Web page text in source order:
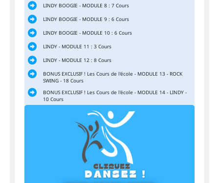
LINDY BOOGIE - MODULE 8 : 7 Cours
LINDY BOOGIE - MODULE 9 : 6 Cours
LINDY BOOGIE - MODULE 10 : 6 Cours
LINDY - MODULE 11 : 3 Cours
LINDY - MODULE 12 : 8 Cours
BONUS EXCLUSIF ! Les Cours de l'école - MODULE 13 - ROCK
SWING - 18 Cours
BONUS EXCLUSIF ! Les Cours de l'école - MODULE 14 - LINDY -
10 Cours